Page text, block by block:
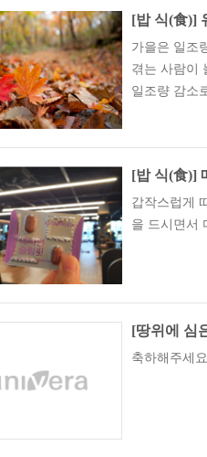
[밥 식(食)]
가을은 일조
겪는 사람이
일조량 감소
[밥 식(食)]
갑작스럽게
을 드시면서
축하해주세